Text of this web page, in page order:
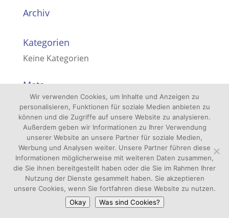
Archiv
Kategorien
Keine Kategorien
Meta
Anmelden
Eintrags-Feed
Kommentar-Feed
WordPress.org
Wir verwenden Cookies, um Inhalte und Anzeigen zu
personalisieren, Funktionen für soziale Medien anbieten zu
können und die Zugriffe auf unsere Website zu analysieren.
Außerdem geben wir Informationen zu Ihrer Verwendung
unserer Website an unsere Partner für soziale Medien,
Werbung und Analysen weiter. Unsere Partner führen diese
Informationen möglicherweise mit weiteren Daten zusammen,
die Sie ihnen bereitgestellt haben oder die Sie im Rahmen Ihrer
Nutzung der Dienste gesammelt haben. Sie akzeptieren
unsere Cookies, wenn Sie fortfahren diese Website zu nutzen.
Okay
Was sind Cookies?